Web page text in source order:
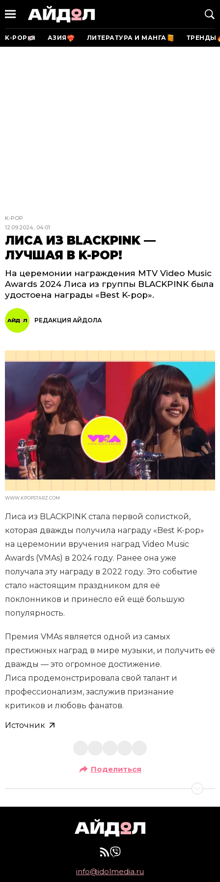
K-POP АЗИЯ ЛИТЕРАТУРА И МАНГА ТРЕНДЫ
K-POP
12.09.2024, 04:01
ЛИСА ИЗ BLACKPINK —
ЛУЧШАЯ В K-POP!
На церемонии награждения MTV Video Music
Awards 2024 Лиса из группы BLACKPINK была
удостоена награды «Best K-pop».
РЕДАКЦИЯ АЙДОЛА
WWW.KPOPSTARZ.COM
Лиса из BLACKPINK стала первой солисткой,
которая дважды получила награду «Best K-pop»
на церемонии вручения наград Video Music
Awards (VMAs) в 2024 году. Ранее она уже
получала эту награду в 2022 году. Это событие
стало настоящим праздником для её
поклонников и принесло ей ещё большую
популярность.
Премия VMAs является одной из самых
престижных наград в мире музыки, и получить её
дважды — это огромное достижение.
Лиса продемонстрировала свой талант и
профессионализм, заслужив признание
критиков и любовь фанатов.
Источник
Поделиться
info@idolmedia.ru